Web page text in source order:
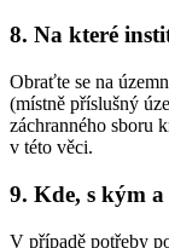
8. Na které
Obraťte se na
(místně příslušný
záchranného sboru
v této věci.
9. Kde, s kým
V případě potřeby